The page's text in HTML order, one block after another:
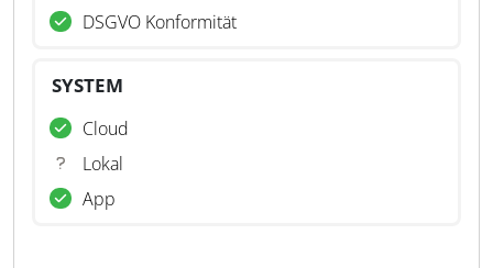
DSGVO Konformität
SYSTEM
Cloud
Lokal
App